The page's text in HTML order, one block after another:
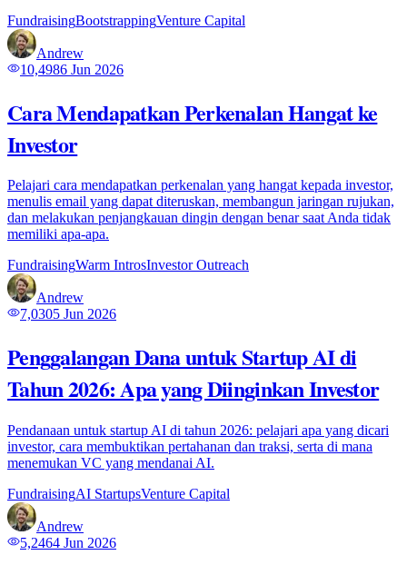
FundraisingBootstrappingVenture Capital
Andrew
10,4986 Jun 2026
Cara Mendapatkan Perkenalan Hangat ke
Investor
Pelajari cara mendapatkan perkenalan yang hangat kepada investor,
menulis email yang dapat diteruskan, membangun jaringan rujukan,
dan melakukan penjangkauan dingin dengan benar saat Anda tidak
memiliki apa-apa.
FundraisingWarm IntrosInvestor Outreach
Andrew
7,0305 Jun 2026
Penggalangan Dana untuk Startup AI di
Tahun 2026: Apa yang Diinginkan Investor
Pendanaan untuk startup AI di tahun 2026: pelajari apa yang dicari
investor, cara membuktikan pertahanan dan traksi, serta di mana
menemukan VC yang mendanai AI.
FundraisingAI StartupsVenture Capital
Andrew
5,2464 Jun 2026